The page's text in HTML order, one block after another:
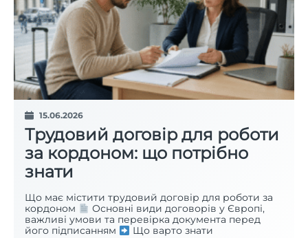
15.06.2026
Трудовий договір для роботи
за кордоном: що потрібно
знати
Що має містити трудовий договір для роботи за
кордоном
Основні види договорів у Європі,
важливі умови та перевірка документа перед
його підписанням
Що варто знати